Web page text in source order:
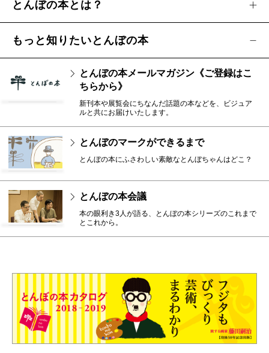
とんぼの本とは？
もっと知りたいとんぼの本
とんぼの本メールマガジン《ご登録はこ
ちらから》
新刊本や展覧会にちなんだ話題の本などを、ビジュア
ルと共にお届けいたします。
とんぼのマークができるまで
とんぼの本にふさわしい素敵なとんぼちゃんはどこ？
とんぼの本会議
本の眼利き3人が語る、とんぼの本シリーズのこれまで
とこれから。